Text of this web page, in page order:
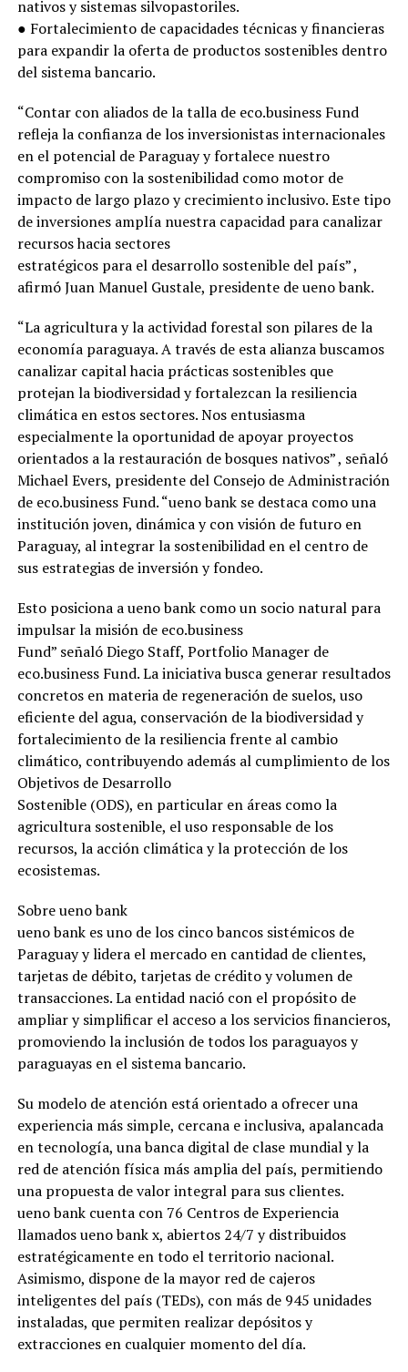
nativos y sistemas silvopastoriles.
● Fortalecimiento de capacidades técnicas y financieras
para expandir la oferta de productos sostenibles dentro
del sistema bancario.
“Contar con aliados de la talla de eco.business Fund
refleja la confianza de los inversionistas internacionales
en el potencial de Paraguay y fortalece nuestro
compromiso con la sostenibilidad como motor de
impacto de largo plazo y crecimiento inclusivo. Este tipo
de inversiones amplía nuestra capacidad para canalizar
recursos hacia sectores
estratégicos para el desarrollo sostenible del país” ,
afirmó Juan Manuel Gustale, presidente de ueno bank.
“La agricultura y la actividad forestal son pilares de la
economía paraguaya. A través de esta alianza buscamos
canalizar capital hacia prácticas sostenibles que
protejan la biodiversidad y fortalezcan la resiliencia
climática en estos sectores. Nos entusiasma
especialmente la oportunidad de apoyar proyectos
orientados a la restauración de bosques nativos” , señaló
Michael Evers, presidente del Consejo de Administración
de eco.business Fund. “ueno bank se destaca como una
institución joven, dinámica y con visión de futuro en
Paraguay, al integrar la sostenibilidad en el centro de
sus estrategias de inversión y fondeo.
Esto posiciona a ueno bank como un socio natural para
impulsar la misión de eco.business
Fund” señaló Diego Staff, Portfolio Manager de
eco.business Fund. La iniciativa busca generar resultados
concretos en materia de regeneración de suelos, uso
eficiente del agua, conservación de la biodiversidad y
fortalecimiento de la resiliencia frente al cambio
climático, contribuyendo además al cumplimiento de los
Objetivos de Desarrollo
Sostenible (ODS), en particular en áreas como la
agricultura sostenible, el uso responsable de los
recursos, la acción climática y la protección de los
ecosistemas.
Sobre ueno bank
ueno bank es uno de los cinco bancos sistémicos de
Paraguay y lidera el mercado en cantidad de clientes,
tarjetas de débito, tarjetas de crédito y volumen de
transacciones. La entidad nació con el propósito de
ampliar y simplificar el acceso a los servicios financieros,
promoviendo la inclusión de todos los paraguayos y
paraguayas en el sistema bancario.
Su modelo de atención está orientado a ofrecer una
experiencia más simple, cercana e inclusiva, apalancada
en tecnología, una banca digital de clase mundial y la
red de atención física más amplia del país, permitiendo
una propuesta de valor integral para sus clientes.
ueno bank cuenta con 76 Centros de Experiencia
llamados ueno bank x, abiertos 24/7 y distribuidos
estratégicamente en todo el territorio nacional.
Asimismo, dispone de la mayor red de cajeros
inteligentes del país (TEDs), con más de 945 unidades
instaladas, que permiten realizar depósitos y
extracciones en cualquier momento del día.